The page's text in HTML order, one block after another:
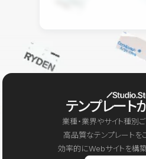
テンプレート
業種・業界やサイト種別
高品質なテンプレートを
効率的にWebサイトを構築